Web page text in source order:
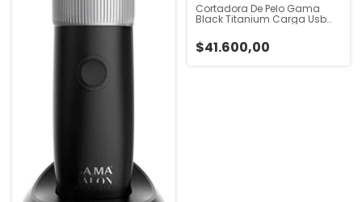
Cortadora De Pelo Gama
Black Titanium Carga Usb
$41.600,00